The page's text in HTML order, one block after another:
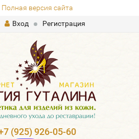
Полная версия сайта
Вход
Регистрация
(925) 926-05-60